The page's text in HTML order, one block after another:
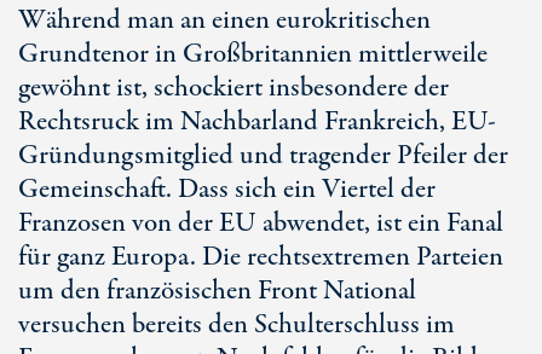
Während man an einen eurokritischen
Grundtenor in Großbritannien mittlerweile
gewöhnt ist, schockiert insbesondere der
Rechtsruck im Nachbarland Frankreich, EU-
Gründungsmitglied und tragender Pfeiler der
Gemeinschaft. Dass sich ein Viertel der
Franzosen von der EU abwendet, ist ein Fanal
für ganz Europa. Die rechtsextremen Parteien
um den französischen Front National
versuchen bereits den Schulterschluss im